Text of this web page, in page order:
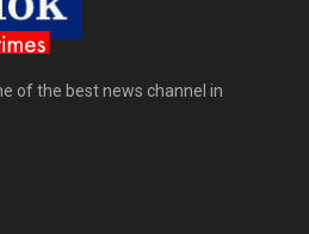
of the best news channel in